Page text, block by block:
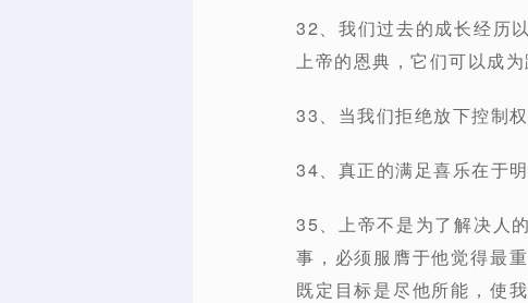
32、我们过去的成长经历
上帝的恩典，它们可以成
33、当我们拒绝放下控制
34、真正的满足喜乐在于
35、上帝不是为了解决人
事，必须服膺于他觉得最
既定目标是尽他所能，使